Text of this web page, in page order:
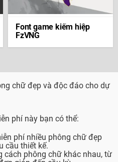
Font game kiếm hiệp
FzVNG
chữ đẹp và độc đáo cho dự
phí này bạn có thể:
phí nhiều phông chữ đẹp
cầu thiết kế.
cách phông chữ khác nhau, từ